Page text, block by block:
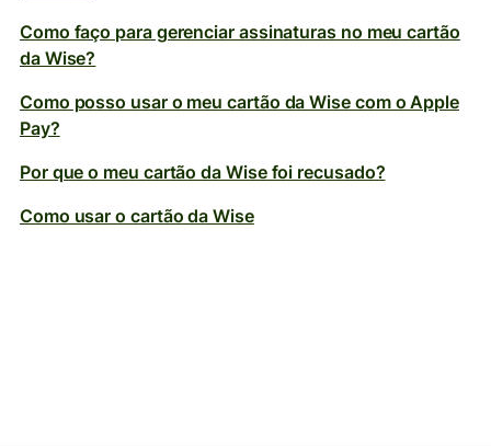
Como faço para gerenciar assinaturas no meu cartão
da Wise?
Como posso usar o meu cartão da Wise com o Apple
Pay?
Por que o meu cartão da Wise foi recusado?
Como usar o cartão da Wise